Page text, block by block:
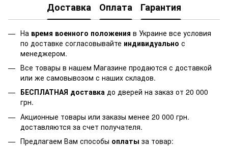
Доставка Оплата Гарантия
На время военного положения в Украине все условия
по доставке согласовывайте индивидуально с
менеджером.
Все товары в нашем Магазине продаются с доставкой
или же самовывозом с наших складов.
БЕСПЛАТНАЯ доставка до дверей на заказ от 20 000
грн.
Акционные товары или заказы менее 20 000 грн.
доставляются за счет получателя.
Предлагаем Вам способы оплаты за товар: